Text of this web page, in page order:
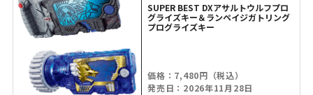
SUPER BEST DXアサルトウルフプロ
グライズキー＆ランペイジガトリング
プログライズキー
価格：7,480円（税込）
発売日：2026年11月28日